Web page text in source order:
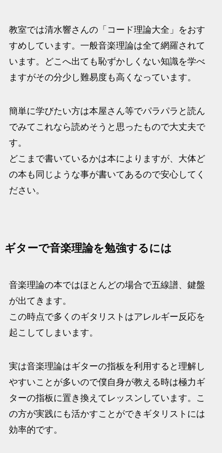
教室では清水響さんの「コード理論大全」をおす
すめしています。一般音楽理論は全て網羅されて
います。どこへ出ても恥ずかしくない知識を学べ
ますがその分少し難易度も高くなっています。
簡単に学びたい方は本屋さん等でパラパラと読ん
でみてこれなら読めそうと思ったもので大丈夫で
す。
どこまで書いているかは本によりますが、大体ど
の本も同じような事が書いてあるので安心してく
ださい。
ギターで音楽理論を勉強するには
音楽理論の本ではほとんどの場合で五線譜、鍵盤
が出てきます。
この時点で多くのギタリストはアレルギー反応を
起こしてしまいます。
実は音楽理論はギターの指板を利用すると理解し
やすいことが多いので僕自身が教える時は極力ギ
ターの指板に置き換えてレッスンしています。こ
の方が実践にも活かすことができギタリストには
効率的です。